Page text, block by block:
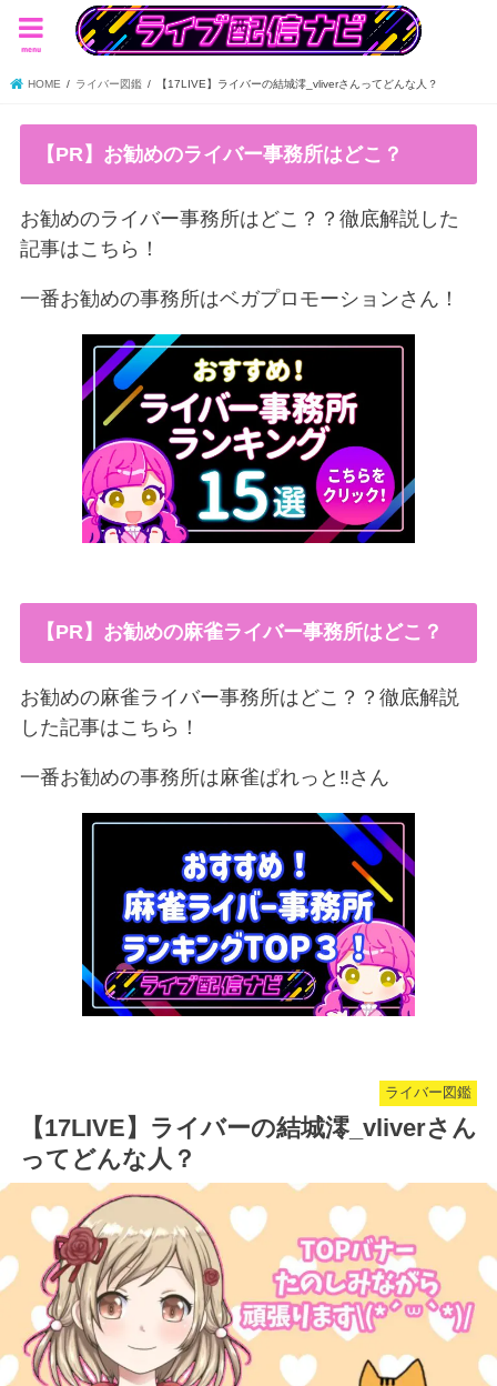
menu
HOME ライバー図鑑 【17LIVE】ライバーの結城澪_vliverさんってどんな人？
【PR】お勧めのライバー事務所はどこ？
お勧めのライバー事務所はどこ？？徹底解説した
記事はこちら！
一番お勧めの事務所はベガプロモーションさん！
【PR】お勧めの麻雀ライバー事務所はどこ？
お勧めの麻雀ライバー事務所はどこ？？徹底解説
した記事はこちら！
一番お勧めの事務所は麻雀ぱれっと‼︎さん
ライバー図鑑
【17LIVE】ライバーの結城澪_vliverさん
ってどんな人？